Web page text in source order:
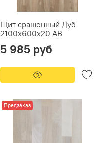
Щит сращенный Дуб
2100х600х20 АВ
5 985 руб
Предзаказ